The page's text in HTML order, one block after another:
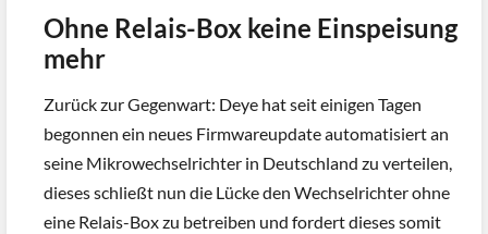
Ohne Relais-Box keine Einspeisung
mehr
Zurück zur Gegenwart: Deye hat seit einigen Tagen
begonnen ein neues Firmwareupdate automatisiert an
seine Mikrowechselrichter in Deutschland zu verteilen,
dieses schließt nun die Lücke den Wechselrichter ohne
eine Relais-Box zu betreiben und fordert dieses somit